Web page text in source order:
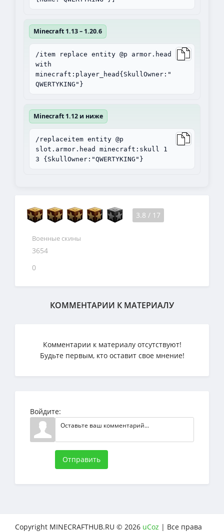
Minecraft 1.13 – 1.20.6
/item replace entity @p armor.head
with
minecraft:player_head{SkullOwner:"
QWERTYKING"}
Minecraft 1.12 и ниже
/replaceitem entity @p
slot.armor.head minecraft:skull 1
3 {SkullOwner:"QWERTYKING"}
3.8 / 17
Военные скины
3654
0
КОММЕНТАРИИ К МАТЕРИАЛУ
Комментарии к материалу отсутствуют!
Будьте первым, кто оставит свое мнение!
Войдите:
Отправить
Copyright MINECRAFTHUB.RU © 2026 uCoz | Все права